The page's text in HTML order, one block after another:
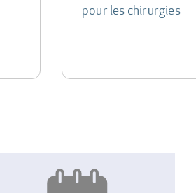
pour les chirurgies